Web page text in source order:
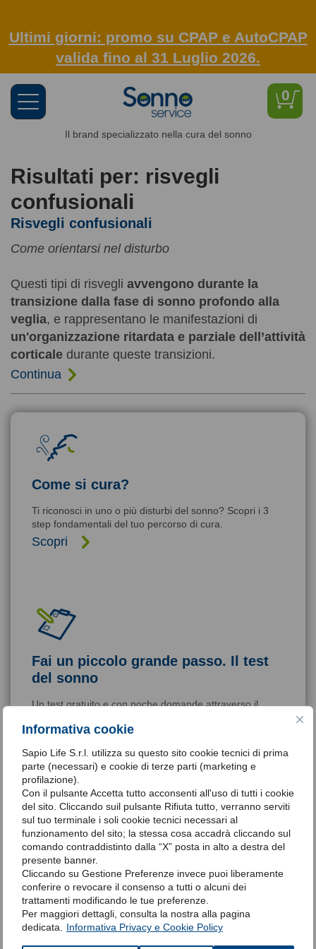
Informativa cookie
Sapio Life S.r.l. utilizza su questo sito cookie tecnici di prima
parte (necessari) e cookie di terze parti (marketing e
profilazione).
Con il pulsante Accetta tutto acconsenti all'uso di tutti i cookie
del sito. Cliccando suil pulsante Rifiuta tutto, verranno serviti
sul tuo terminale i soli cookie tecnici necessari al
funzionamento del sito; la stessa cosa accadrà cliccando sul
comando contraddistinto dalla “X” posta in alto a destra del
presente banner.
Cliccando su Gestione Preferenze invece puoi liberamente
conferire o revocare il consenso a tutti o alcuni dei
trattamenti modificando le tue preferenze.
Per maggiori dettagli, consulta la nostra alla pagina
dedicata.
Informativa Privacy e Cookie Policy
Ultimi giorni: promo su CPAP e AutoCPAP
valida fino al 31 Luglio 2026.
0
Toggle
navigation
Il brand specializzato nella cura del sonno
Risultati per: risvegli
confusionali
Risvegli confusionali
Come orientarsi nel disturbo
Questi tipi di risvegli avvengono durante la
transizione dalla fase di sonno profondo alla
veglia, e rappresentano le manifestazioni di
un'organizzazione ritardata e parziale dell’attività
corticale durante queste transizioni.
Continua
Come si cura?
Ti riconosci in uno o più disturbi del sonno? Scopri i 3
step fondamentali del tuo percorso di cura.
Scopri
Fai un piccolo grande passo. Il test
del sonno
Un test gratuito e con poche domande attraverso il
momentaneo o una patologia da curare.
Clicca qui
Siamo qui per risponderti
Compila il form per richiedere maggiori informazioni e
per avere il supporto di un nostro operatore
specializzato.